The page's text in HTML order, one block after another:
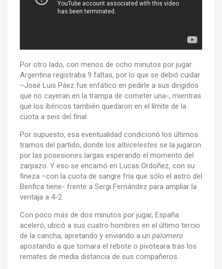
Por otro lado, con menos de ocho minutos por jugar
Argentina registraba 9 faltas, por lo que se debió cuidar
–José Luis Páez fue enfático en pedirle a sus dirigidos
que no cayeran en la trampa de cometer una-, mientras
que los ibéricos también quedaron en el límite de la
cuota a seis del final.
Por supuesto, esa eventualidad condicionó los últimos
tramos del partido, donde los albicelestes se la jugaron
por las posesiones largas esperando el momento del
zarpazo. Y eso se encarnó en Lucas Ordoñez, con su
fineza –con la cuota de sangre fría que sólo el astro del
Benfica tiene- frente a Sergi Fernández para ampliar la
ventaja a 4-2.
Con poco más de dos minutos por jugar, España
aceleró, ubicó a sus cuatro hombres en el último tercio
de la cancha, apretando y enviando a un palomero
apostando a que tomara el rebote o pivoteara tras los
remates de media distancia de sus compañeros.